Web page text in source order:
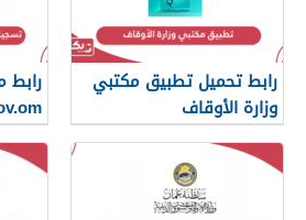
رابط تحميل تطبيق مكتبي
وزارة الأوقاف
رابط